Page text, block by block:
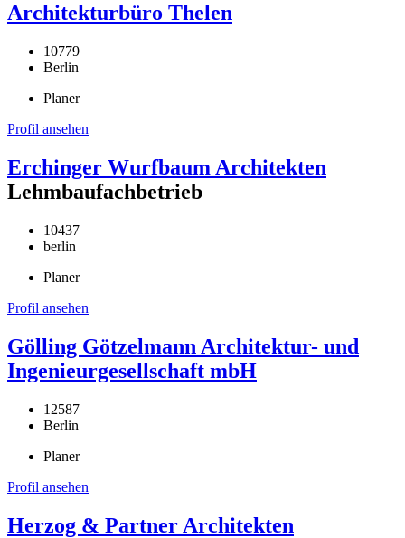
Architekturbüro Thelen
10779
Berlin
Planer
Profil ansehen
Erchinger Wurfbaum Architekten
Lehmbaufachbetrieb
10437
berlin
Planer
Profil ansehen
Gölling Götzelmann Architektur- und
Ingenieurgesellschaft mbH
12587
Berlin
Planer
Profil ansehen
Herzog & Partner Architekten